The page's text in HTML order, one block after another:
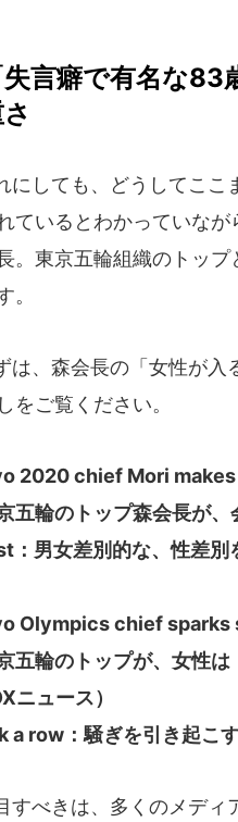
失言癖で有名な
にしても、どうしてここ
ているとわかっていな
。東京五輪組織のトッ
。
は、森会長の「女性が入
をご覧ください。
2020 chief Mori
京五輪のトップ森会長が
：男女差別的な、性差別
Olympics chief
京五輪のトップが、女性
ニュース）
a row：騒ぎを引き起こ
すべきは、多くのメディ